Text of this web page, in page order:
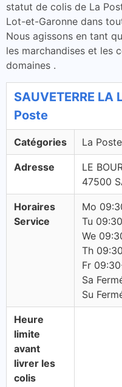
statut de colis de La
Lot-et-Garonne dans
Nous agissons en tant
les marchandises et les
domaines .
SAUVETERRE LA
Poste
Catégories La Poste
Adresse
LE
47500
Horaires
Service
Mo
Tu
We
Th
Fr
Sa
Su
Heure
limite
avant
livrer les
colis